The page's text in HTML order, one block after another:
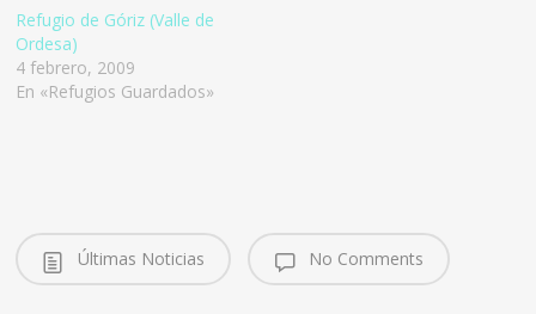
Refugio de Góriz (Valle de
Ordesa)
4 febrero, 2009
En «Refugios Guardados»
Últimas Noticias No Comments